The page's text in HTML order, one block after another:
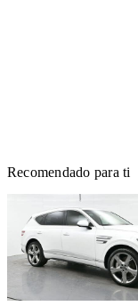
Recomendado para ti